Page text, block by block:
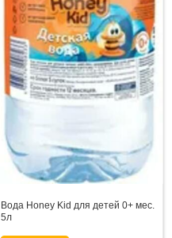
Вода Honey Kid для детей 0+ мес.
5л